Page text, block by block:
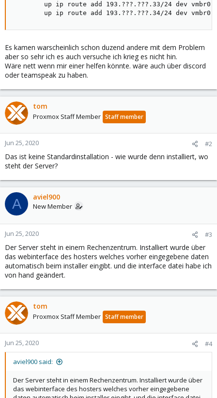
        up ip route add 193.???.???.33/24 dev vmbr0
        up ip route add 193.???.???.34/24 dev vmbr0
Es kamen warscheinlich schon duzend andere mit dem Problem
aber so sehr ich es auch versuche ich krieg es nicht hin.
Wäre nett wenn mir einer helfen könnte. wäre auch über discord
oder teamspeak zu haben.
tom
Proxmox Staff Member Staff member
Jun 25, 2020 #2
Das ist keine Standardinstallation - wie wurde denn installiert, wo
steht der Server?
A aviel900
New Member
Jun 25, 2020 #3
Der Server steht in einem Rechenzentrum. Installiert wurde über
das webinterface des hosters welches vorher eingegebene daten
automatisch beim installer eingibt. und die interface datei habe ich
von hand geändert.
tom
Proxmox Staff Member Staff member
Jun 25, 2020 #4
aviel900 said:
Der Server steht in einem Rechenzentrum. Installiert wurde über
das webinterface des hosters welches vorher eingegebene